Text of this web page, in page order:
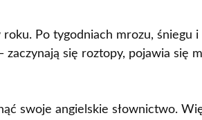
Po tygodniach mrozu, śniegu
się roztopy, pojawia się
swoje angielskie słownictwo.